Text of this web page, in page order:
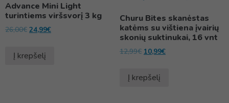
Advance Mini Light
turintiems viršsvorį 3 kg
26,00€ 24,99€
Į krepšelį
Churu Bites skanėstas
katėms su vištiena įvairių
skonių suktinukai, 16 vnt
12,99€ 10,99€
Į krepšelį